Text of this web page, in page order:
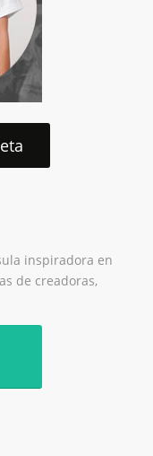
inspiradora en
de creadoras,